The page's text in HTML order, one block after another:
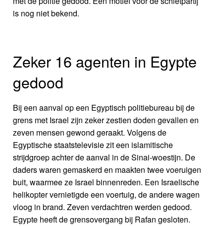
is nog niet bekend.
Zeker 16 agenten in Egypte
gedood
Bij een aanval op een Egyptisch politiebureau bij de
grens met Israel zijn zeker zestien doden gevallen en
zeven mensen gewond geraakt. Volgens de
Egyptische staatstelevisie zit een islamitische
strijdgroep achter de aanval in de Sinai-woestijn. De
daders waren gemaskerd en maakten twee voeruigen
buit, waarmee ze Israel binnenreden. Een Israelische
helikopter vernietigde een voertuig, de andere wagen
vloog in brand. Zeven verdachtren werden gedood.
Egypte heeft de grensovergang bij Rafan gesloten.